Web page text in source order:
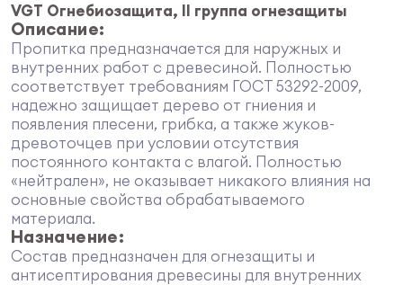
VGT Огнебиозащита, II группа огнезащиты
Описание:
Пропитка предназначается для наружных и
внутренних работ с древесиной. Полностью
соответствует требованиям ГОСТ 53292-2009,
надежно защищает дерево от гниения и
появления плесени, грибка, а также жуков-
древоточцев при условии отсутствия
постоянного контакта с влагой. Полностью
«нейтрален», не оказывает никакого влияния на
основные свойства обрабатываемого
материала.
Назначение:
Состав предназначен для огнезащиты и
антисептирования древесины для внутренних